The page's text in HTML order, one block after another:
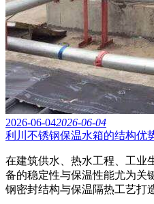
2026-06-042026-06-04
利川不锈钢保温水箱的结构优
在建筑供水、热水工程、工业
备的稳定性与保温性能尤为关
钢密封结构与保温隔热工艺打